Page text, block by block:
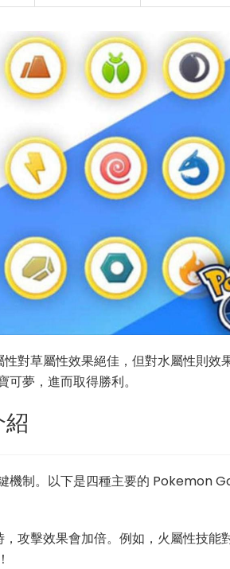
對草屬性效果絕佳，但對水屬性則效
夢，進而取得勝利。
機制。以下是四種主要的 Pokemon
攻擊效果會加倍。例如，火屬性技能